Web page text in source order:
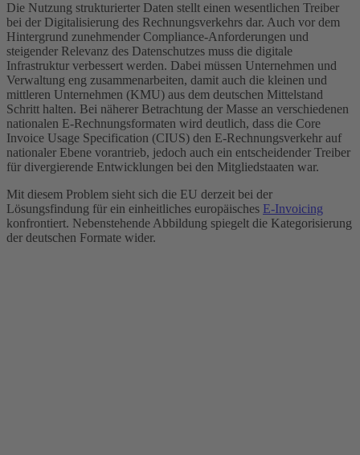
Die Nutzung strukturierter Daten stellt einen wesentlichen Treiber
bei der Digitalisierung des Rechnungsverkehrs dar. Auch vor dem
Hintergrund zunehmender Compliance-Anforderungen und
steigender Relevanz des Datenschutzes muss die digitale
Infrastruktur verbessert werden. Dabei müssen Unternehmen und
Verwaltung eng zusammenarbeiten, damit auch die kleinen und
mittleren Unternehmen (KMU) aus dem deutschen Mittelstand
Schritt halten. Bei näherer Betrachtung der Masse an verschiedenen
nationalen E-Rechnungsformaten wird deutlich, dass die Core
Invoice Usage Specification (CIUS) den E-Rechnungsverkehr auf
nationaler Ebene vorantrieb, jedoch auch ein entscheidender Treiber
für divergierende Entwicklungen bei den Mitgliedstaaten war.
Mit diesem Problem sieht sich die EU derzeit bei der
Lösungsfindung für ein einheitliches europäisches E-Invoicing
konfrontiert. Nebenstehende Abbildung spiegelt die Kategorisierung
der deutschen Formate wider.